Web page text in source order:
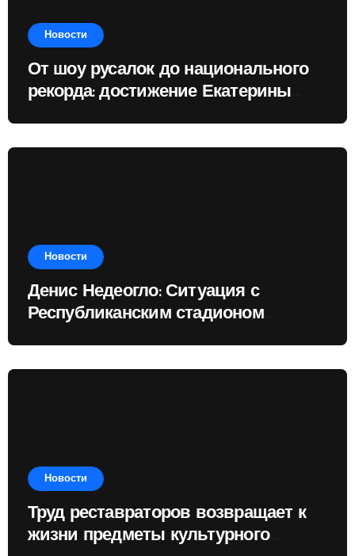
Новости
От шоу русалок до национального
рекорда: достижение Екатерины
Новости
Денис Недеогло: Ситуация с
Республиканским стадионом
Новости
Труд реставраторов возвращает к
жизни предметы культурного